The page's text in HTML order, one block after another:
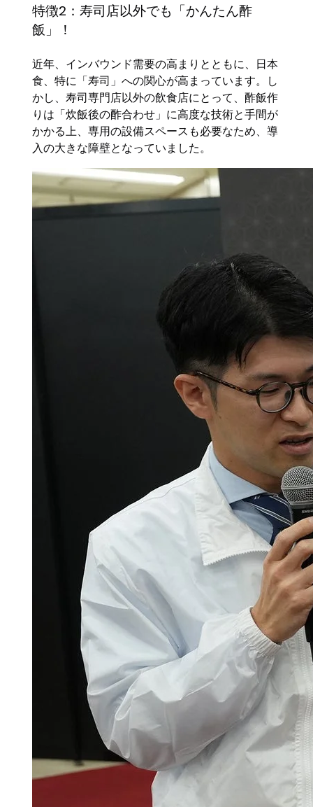
特徴2：寿司店以外でも「かんたん酢
飯」！
近年、インバウンド需要の高まりとともに、日本
食、特に「寿司」への関心が高まっています。し
かし、寿司専門店以外の飲食店にとって、酢飯作
りは「炊飯後の酢合わせ」に高度な技術と手間が
かかる上、専用の設備スペースも必要なため、導
入の大きな障壁となっていました。